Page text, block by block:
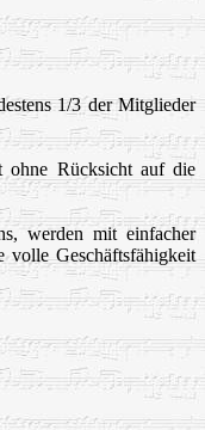
1/3 der Mitglieder
ohne Rücksicht auf die
werden mit einfacher
volle Geschäftsfähigkeit